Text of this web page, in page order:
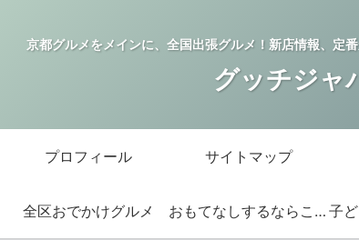
京都グルメをメインに、全国出張グルメ！新店情報、定
グッチジャ
プロフィール サイトマップ
全区おでかけグルメ おもてなしするならこの店